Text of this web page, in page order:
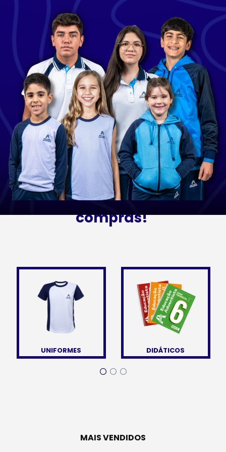
Escolha uma categoria
para começar as suas
compras!
DESBRAVADORES AVENTUREIROS
MAIS VENDIDOS